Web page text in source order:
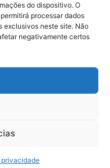
do dispositivo. O
processar dados
exclusivos neste site. Não
negativamente certos
(Whatsapp)
Carlos
- AL - CEP:
Todos os